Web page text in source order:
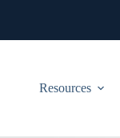
Resources